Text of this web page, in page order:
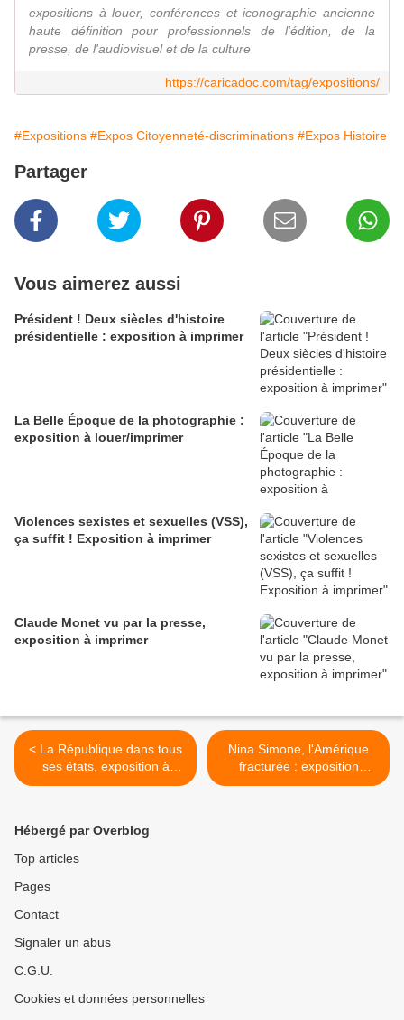
expositions à louer, conférences et iconographie ancienne
haute définition pour professionnels de l'édition, de la
presse, de l'audiovisuel et de la culture
https://caricadoc.com/tag/expositions/
#Expositions #Expos Citoyenneté-discriminations #Expos Histoire
Partager
Vous aimerez aussi
Président ! Deux siècles d'histoire
présidentielle : exposition à imprimer
La Belle Époque de la photographie :
exposition à louer/imprimer
Violences sexistes et sexuelles (VSS),
ça suffit ! Exposition à imprimer
Claude Monet vu par la presse,
exposition à imprimer
< La République dans tous
ses états, exposition à
louer/imprimer
Nina Simone, l'Amérique
fracturée : exposition
itinérante à louer/Imprimer
Hébergé par Overblog
Top articles
Pages
Contact
Signaler un abus
C.G.U.
Cookies et données personnelles